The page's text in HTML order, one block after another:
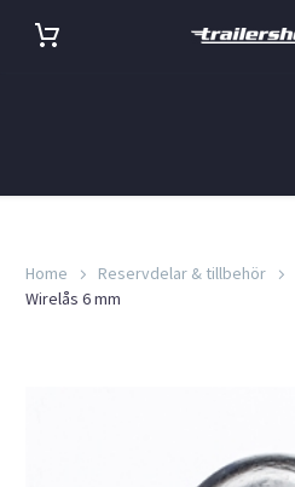
Home Reservdelar & tillbehör
Wirelås 6 mm